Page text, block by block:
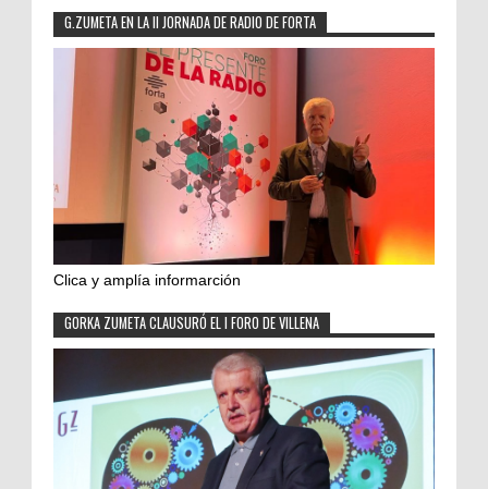
G.ZUMETA EN LA II JORNADA DE RADIO DE FORTA
Clica y amplía informarción
GORKA ZUMETA CLAUSURÓ EL I FORO DE VILLENA